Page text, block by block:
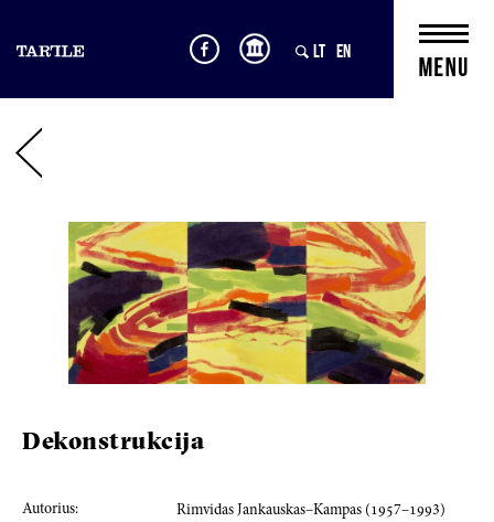
LT EN
Dekonstrukcija
Autorius: Rimvidas Jankauskas–Kampas (1957–1993)